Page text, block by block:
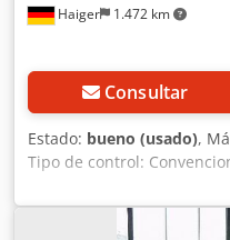
Haiger 1.472 km
Consultar
Estado: bueno (usado),
Tipo de control:
35708 Haiger Precio:
Pantalla digital Pantalla
134 Recorrido del eje X